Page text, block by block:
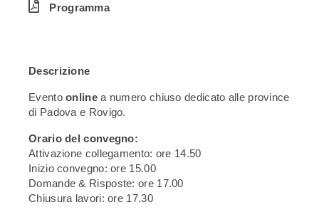
Programma
Descrizione
Eventoonlinea numero chiuso dedicato alle province
di Padova e Rovigo.
Orario del convegno:
Attivazione collegamento: ore 14.50
Inizio convegno: ore 15.00
Domande & Risposte: ore 17.00
Chiusura lavori: ore 17.30